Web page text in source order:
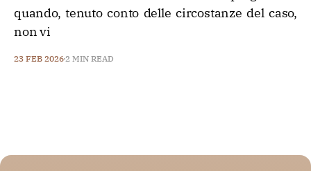
quando, tenuto conto delle circostanze del caso,
non vi
23 FEB 20262 MIN READ